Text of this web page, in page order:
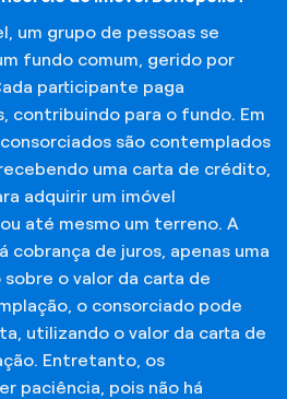
um grupo de pessoas se
fundo comum, gerido por
participante paga
contribuindo para o fundo. Em
são contemplados
uma carta de crédito,
adquirir um imóvel
até mesmo um terreno. A
cobrança de juros, apenas uma
o valor da carta de
o consorciado pode
utilizando o valor da carta de
Entretanto, os
paciência, pois não há